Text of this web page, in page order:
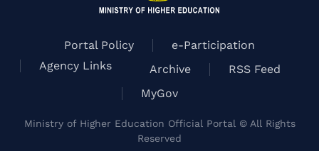
Portal Policy
e-Participation
Agency Links
Archive
RSS Feed
MyGov
Ministry of Higher Education Official Portal © All Rights
Reserved